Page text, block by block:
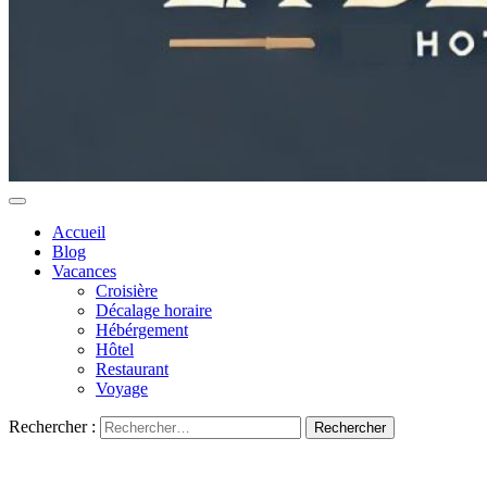
Accueil
Blog
Vacances
Croisière
Décalage horaire
Hébérgement
Hôtel
Restaurant
Voyage
Rechercher :